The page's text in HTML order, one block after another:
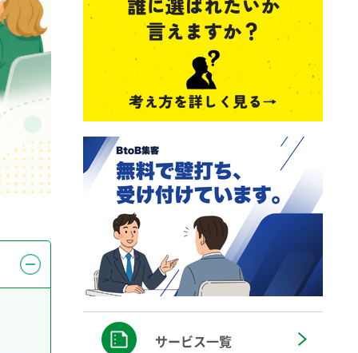
サービス一覧